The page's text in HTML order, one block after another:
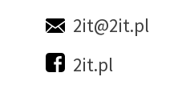
2it@2it.pl
2it.pl